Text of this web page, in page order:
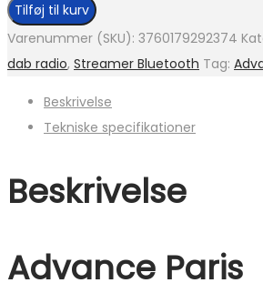
Tilføj til kurv
Varenummer (SKU): 3760179292374
dab radio, Streamer Bluetooth Tag:
Beskrivelse
Tekniske specifikationer
Beskrivelse
Advance Paris